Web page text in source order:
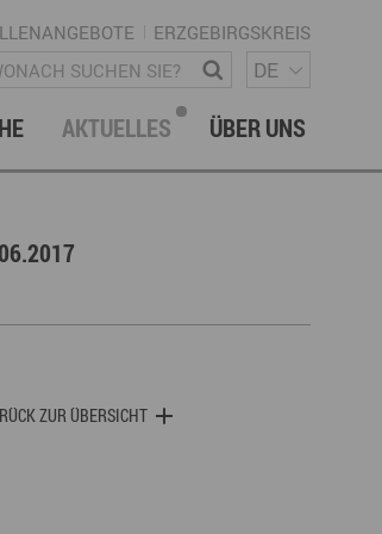
ERZGEBIRGSKREIS
suchen Sie? DE
AKTUELLES ÜBER UNS
ZUR ÜBERSICHT